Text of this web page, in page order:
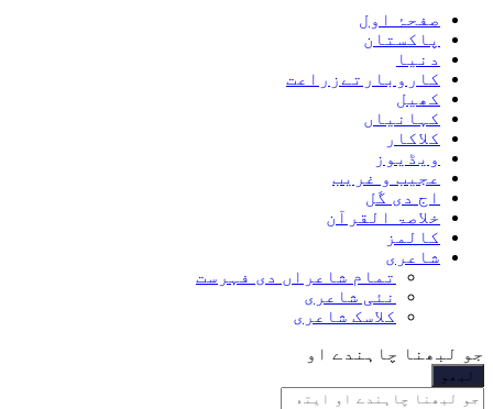
صفحۂ اول
پاکستان
دنیا
کاروبارتےزراعت
کھیل
کہانیاں
کلاکار
ویڈیوز
عجیب و غریب
اج دی گَل
خلاصۃ القرآن
کالمز
شاعری
تمام شاعراں دی فہرست
نئی شاعری
کلاسک شاعری
جو لبھنا چاہندے او